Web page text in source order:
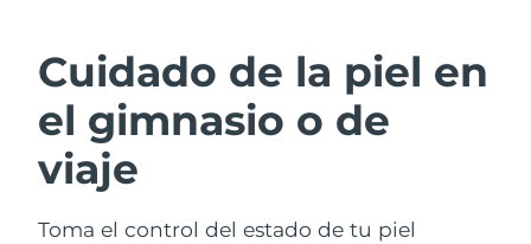
Cuidado de la piel en
el gimnasio o de
viaje
Toma el control del estado de tu piel
Limpieza facial Lifting facial
Baréin Entrega prevista 8/9/26
Bélgica